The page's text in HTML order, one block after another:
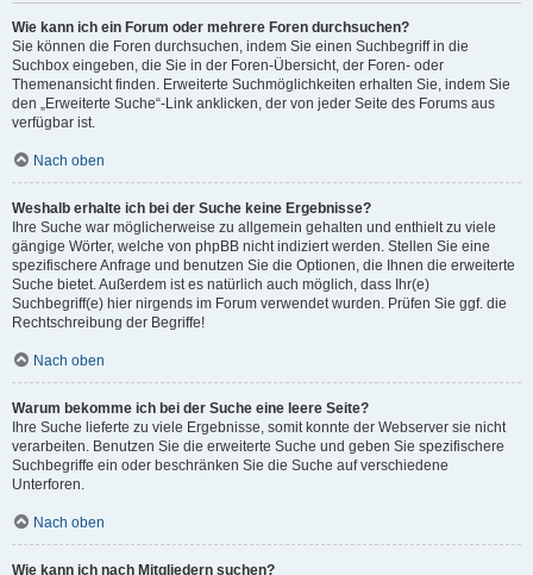
Wie kann ich ein Forum oder mehrere Foren durchsuchen?
Sie können die Foren durchsuchen, indem Sie einen Suchbegriff in die
Suchbox eingeben, die Sie in der Foren-Übersicht, der Foren- oder
Themenansicht finden. Erweiterte Suchmöglichkeiten erhalten Sie, indem Sie
den „Erweiterte Suche“-Link anklicken, der von jeder Seite des Forums aus
verfügbar ist.
Nach oben
Weshalb erhalte ich bei der Suche keine Ergebnisse?
Ihre Suche war möglicherweise zu allgemein gehalten und enthielt zu viele
gängige Wörter, welche von phpBB nicht indiziert werden. Stellen Sie eine
spezifischere Anfrage und benutzen Sie die Optionen, die Ihnen die erweiterte
Suche bietet. Außerdem ist es natürlich auch möglich, dass Ihr(e)
Suchbegriff(e) hier nirgends im Forum verwendet wurden. Prüfen Sie ggf. die
Rechtschreibung der Begriffe!
Nach oben
Warum bekomme ich bei der Suche eine leere Seite?
Ihre Suche lieferte zu viele Ergebnisse, somit konnte der Webserver sie nicht
verarbeiten. Benutzen Sie die erweiterte Suche und geben Sie spezifischere
Suchbegriffe ein oder beschränken Sie die Suche auf verschiedene
Unterforen.
Nach oben
Wie kann ich nach Mitgliedern suchen?